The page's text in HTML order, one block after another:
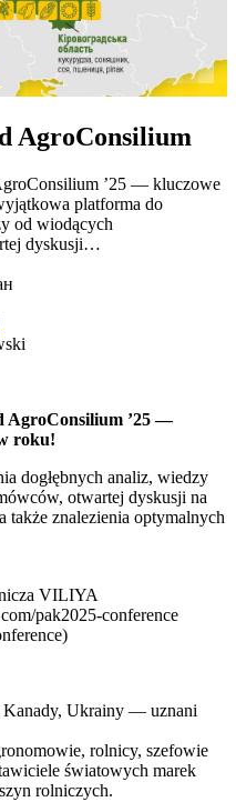
AgroConsilium
’25 — kluczowe
platforma do
od wiodących
dyskusji…
AgroConsilium ’25 —
roku!
dogłębnych analiz, wiedzy
otwartej dyskusji na
także znalezienia optymalnych
VILIYA
pak2025-conference
Ukrainy — uznani
rolnicy, szefowie
światowych marek
rolniczych.